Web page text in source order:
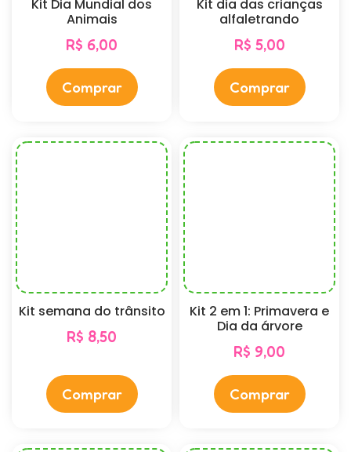
Kit Dia Mundial dos
Animais
R$ 6,00
Comprar
Kit dia das crianças
alfaletrando
R$ 5,00
Comprar
Kit semana do trânsito
R$ 8,50
Comprar
Kit 2 em 1: Primavera e
Dia da árvore
R$ 9,00
Comprar